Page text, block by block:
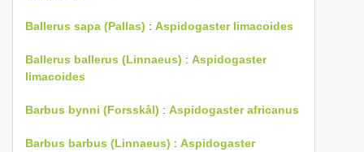
Ballerus sapa (Pallas) : Aspidogaster limacoides
Ballerus ballerus (Linnaeus) : Aspidogaster
limacoides
Barbus bynni (Forsskål) : Aspidogaster africanus
Barbus barbus (Linnaeus) : Aspidogaster